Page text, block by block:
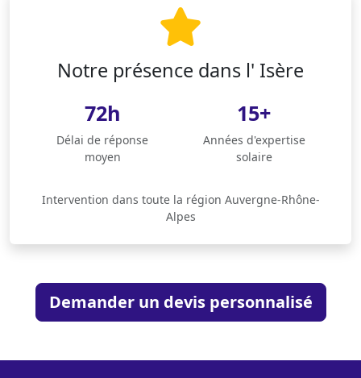
Notre présence dans l' Isère
72h
Délai de réponse
moyen
15+
Années d'expertise
solaire
Intervention dans toute la région Auvergne-Rhône-
Alpes
Demander un devis personnalisé